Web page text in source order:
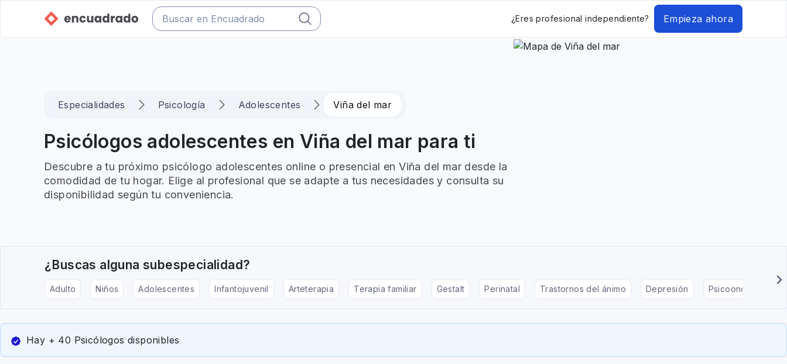
¿Eres profesional independiente? Empieza ahora
Especialidades Psicología Adolescentes Viña del mar
Psicólogos adolescentes en Viña del mar para ti
Descubre a tu próximo psicólogo adolescentes online o presencial en Viña del mar desde la
comodidad de tu hogar. Elige al profesional que se adapte a tus necesidades y consulta su
disponibilidad según tu conveniencia.
¿Buscas alguna subespecialidad?
Adulto Niños Adolescentes Infantojuvenil Arteterapia Terapia familiar Gestalt Perinatal Trastornos del ánimo Depresión Psicooncología
Hay + 40 Psicólogos disponibles